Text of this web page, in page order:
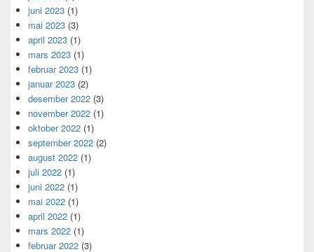
juni 2023 (1)
mai 2023 (3)
april 2023 (1)
mars 2023 (1)
februar 2023 (1)
januar 2023 (2)
desember 2022 (3)
november 2022 (1)
oktober 2022 (1)
september 2022 (2)
august 2022 (1)
juli 2022 (1)
juni 2022 (1)
mai 2022 (1)
april 2022 (1)
mars 2022 (1)
februar 2022 (3)